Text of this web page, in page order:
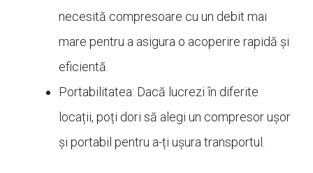
necesită compresoare cu un debit mai
mare pentru a asigura o acoperire rapidă și
eficientă.
Portabilitatea: Dacă lucrezi în diferite
locații, poți dori să alegi un compresor ușor
și portabil pentru a-ți ușura transportul.